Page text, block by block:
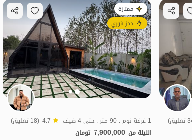
ممتازة
حجز فوري
1 غرفة نوم . 90 متر . حتى 4 ضيف 4.7 (18 تعليق)
الليلة من 7,900,000 تومان